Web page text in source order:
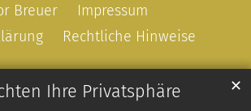
Ihre Privatsphäre ✕
Breuer
Impressum
Rechtliche Hinweise